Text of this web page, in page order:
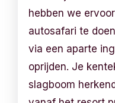
hebben we
autosafari te
via een aparte
oprijden. Je
slagboom